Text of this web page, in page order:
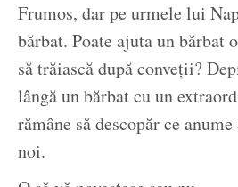
Frumos, dar pe urmele lui
bărbat. Poate ajuta un bărbat
să trăiască după conveții?
lângă un bărbat cu un
rămâne să descopăr ce
noi.